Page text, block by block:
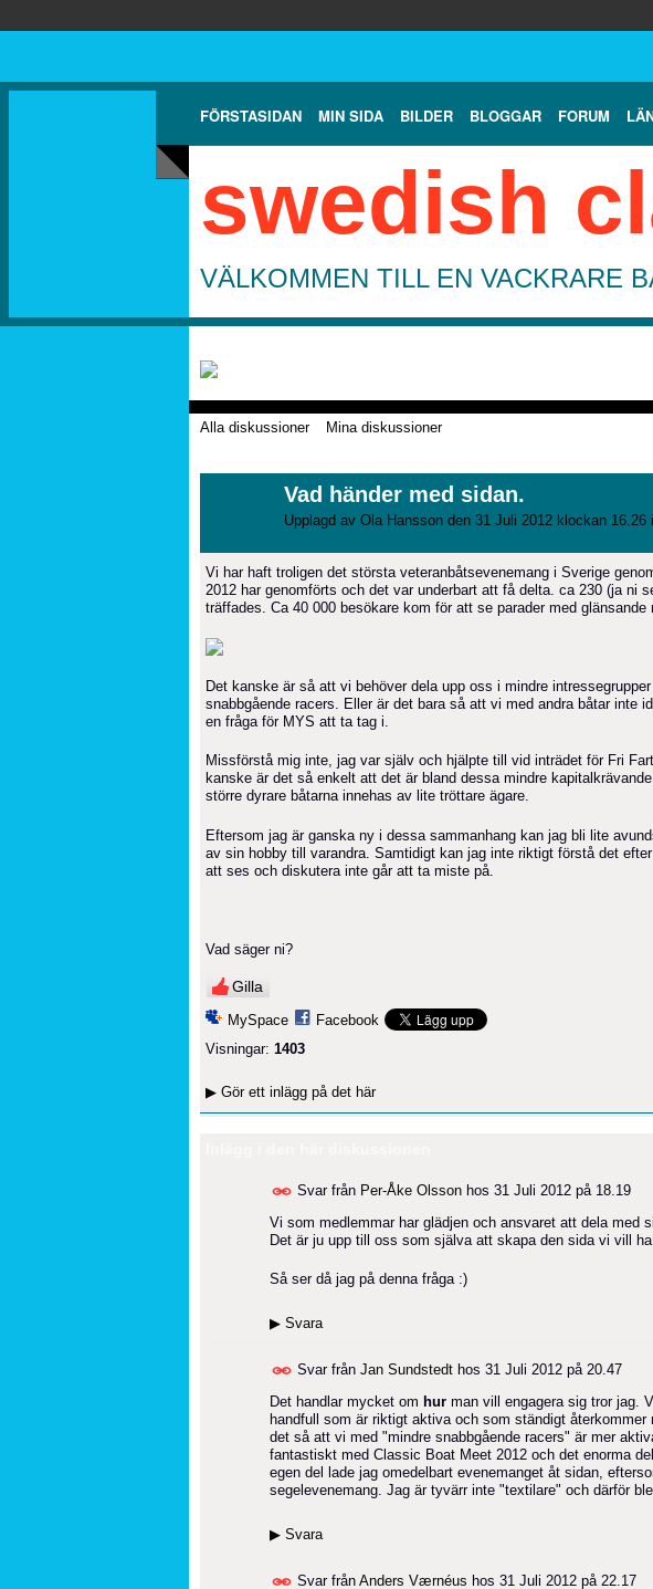
FÖRSTASIDAN MIN SIDA BILDER BLOGGAR FORUM
swedish
VÄLKOMMEN TILL EN VACKRARE
Alla diskussioner Mina diskussioner
Vad händer med sidan.
Upplagd av Ola Hansson den 31 Juli 2012 klockan 16.26 i
Vi har haft troligen det största veteranbåtsevenemang i Sverige
2012 har genomförts och det var underbart att få delta. ca 230 (ja ni
träffades. Ca 40 000 besökare kom för att se parader med glänsande
Det kanske är så att vi behöver dela upp oss i mindre
snabbgående racers. Eller är det bara så att vi med andra båtar inte
en fråga för MYS att ta tag i.
Missförstå mig inte, jag var själv och hjälpte till vid inträdet för Fri
kanske är det så enkelt att det är bland dessa mindre
större dyrare båtarna innehas av lite tröttare ägare.
Eftersom jag är ganska ny i dessa sammanhang kan jag bli lite
av sin hobby till varandra. Samtidigt kan jag inte riktigt förstå det
att ses och diskutera inte går att ta miste på.
Vad säger ni?
Gilla
MySpace
Facebook
Visningar: 1403
▶ Gör ett inlägg på det här
Svar från Per-Åke Olsson hos 31 Juli 2012 på 18.19
Vi som medlemmar har glädjen och ansvaret att dela med
Det är ju upp till oss som själva att skapa den sida vi vill
Så ser då jag på denna fråga :)
▶ Svara
Svar från Jan Sundstedt hos 31 Juli 2012 på 20.47
Det handlar mycket om hur man vill engagera sig tror jag.
handfull som är riktigt aktiva och som ständigt
det så att vi med "mindre snabbgående racers" är mer
fantastiskt med Classic Boat Meet 2012 och det enorma
egen del lade jag omedelbart evenemanget åt sidan,
segelevenemang. Jag är tyvärr inte "textilare" och därför
▶ Svara
Svar från Anders Værnéus hos 31 Juli 2012 på 22.17